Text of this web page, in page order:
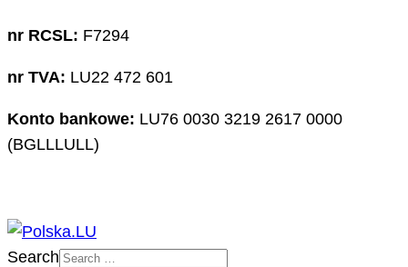
nr RCSL: F7294
nr TVA: LU22 472 601
Konto bankowe: LU76 0030 3219 2617 0000
(BGLLLULL)
Search